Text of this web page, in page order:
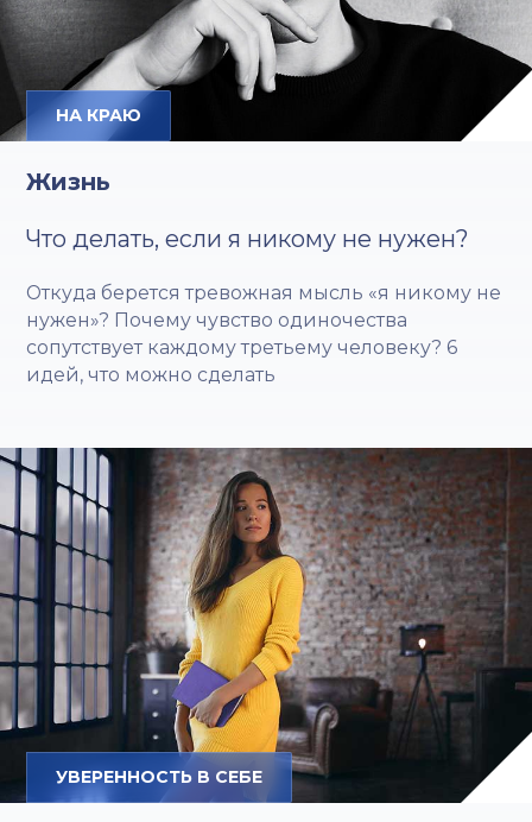
НА КРАЮ
Жизнь
Что делать, если я никому не нужен?
Откуда берется тревожная мысль «я никому не
нужен»? Почему чувство одиночества
сопутствует каждому третьему человеку? 6
идей, что можно сделать
УВЕРЕННОСТЬ В СЕБЕ